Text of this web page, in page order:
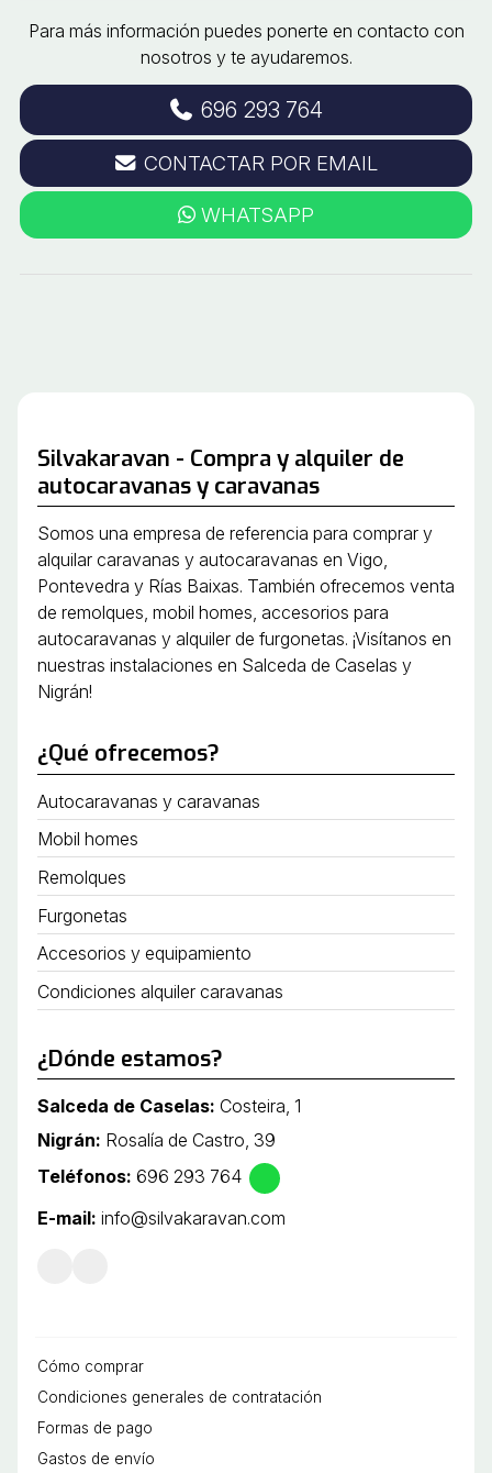
Para más información puedes ponerte en contacto con
nosotros y te ayudaremos.
696 293 764
CONTACTAR POR EMAIL
WHATSAPP
Silvakaravan - Compra y alquiler de
autocaravanas y caravanas
Somos una empresa de referencia para comprar y
alquilar caravanas y autocaravanas en Vigo,
Pontevedra y Rías Baixas. También ofrecemos venta
de remolques, mobil homes, accesorios para
autocaravanas y alquiler de furgonetas. ¡Visítanos en
nuestras instalaciones en Salceda de Caselas y
Nigrán!
¿Qué ofrecemos?
Autocaravanas y caravanas
Mobil homes
Remolques
Furgonetas
Accesorios y equipamiento
Condiciones alquiler caravanas
¿Dónde estamos?
Salceda de Caselas: Costeira, 1
Nigrán: Rosalía de Castro, 39
Teléfonos: 696 293 764
E-mail: info@silvakaravan.com
Cómo comprar
Condiciones generales de contratación
Formas de pago
Gastos de envío